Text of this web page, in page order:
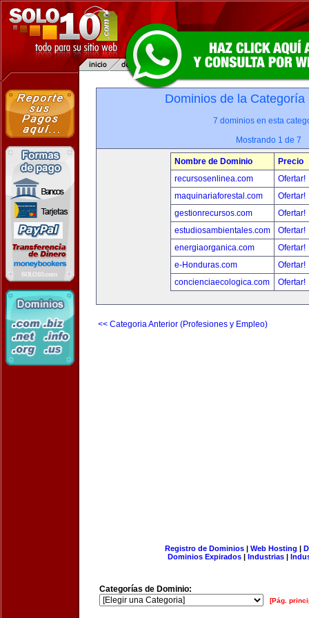
Dominios de la
7 dominios en esta
Mostrando 1 de 7
Nombre de Dominio
Precio
recursosenlinea.com
Ofertar!
maquinariaforestal.com
Ofertar!
gestionrecursos.com
Ofertar!
estudiosambientales.com
Ofertar!
energiaorganica.com
Ofertar!
e-Honduras.com
Ofertar!
concienciaecologica.com
Ofertar!
<< Categoria Anterior (Profesiones y Empleo)
Registro de Dominios| Web Hosting |
Dominios Expirados | Industrias |
Categorías de Dominio:
[Pág.